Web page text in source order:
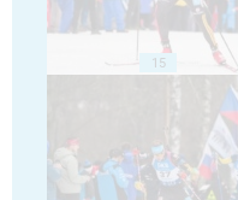
15